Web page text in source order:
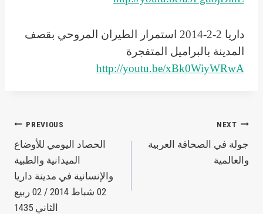
داريا 2-2-2014 استمرار الطيران المروحي بقصف
المدينة بالبراميل المتفجرة
http://youtu.be/xBk0WiyWRwA
Post
navigation
PREVIOUS
الحصاد اليومي للأوضاع
الميدانية والطبية
والإنسانية في مدينة داريا
02 شباط 2014 / 02 ربيع
الثاني 1435
NEXT
جولة في الصحافة العربية
والعالمية